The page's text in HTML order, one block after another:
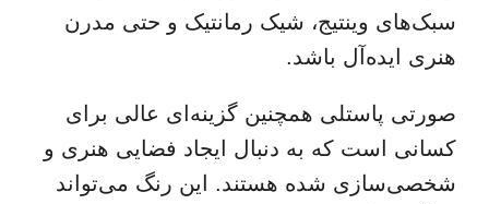
سبک‌های وینتیج، شیک رمانتیک و حتی مدرن
هنری ایده‌آل باشد.
صورتی پاستلی همچنین گزینه‌ای عالی برای
کسانی است که به دنبال ایجاد فضایی هنری و
شخصی‌سازی شده هستند. این رنگ می‌تواند